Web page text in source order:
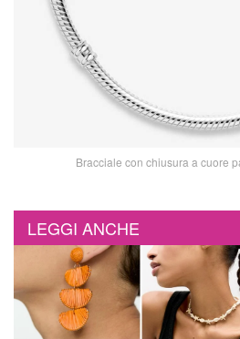
Bracciale con chiusura a cuore
LEGGI ANCHE